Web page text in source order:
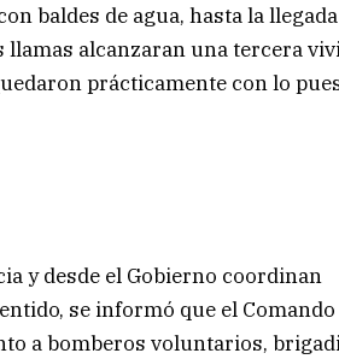
baldes de agua, hasta la
alcanzaran una tercera
prácticamente con lo
y desde el Gobierno coordinan
se informó que el Comando
a bomberos voluntarios,